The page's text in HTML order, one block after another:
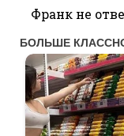
Франк не